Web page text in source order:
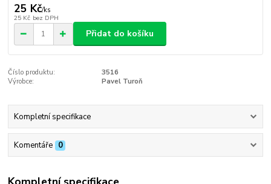
25 Kč/ks
25 Kč bez DPH
Přidat do košíku
Číslo produktu:
3516
Výrobce:
Pavel Turoň
Kompletní specifikace
Komentáře 0